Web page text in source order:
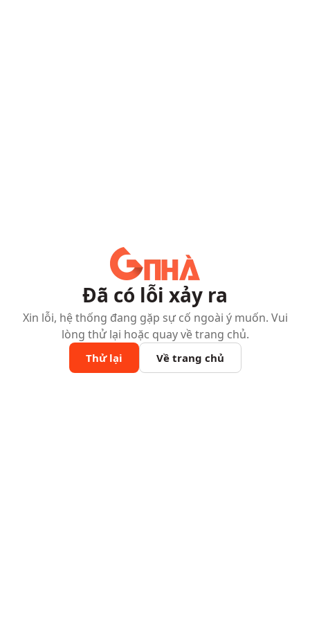
Đã có lỗi xảy ra
Xin lỗi, hệ thống đang gặp sự cố ngoài ý muốn. Vui
lòng thử lại hoặc quay về trang chủ.
Thử lại Về trang chủ